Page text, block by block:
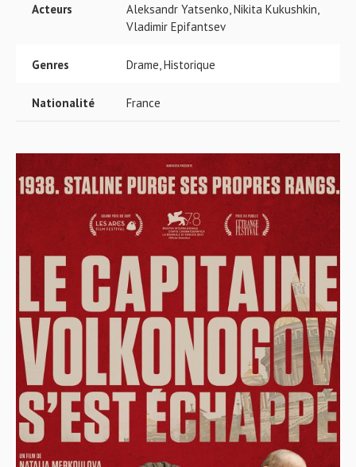
Acteurs
Aleksandr Yatsenko, Nikita Kukushkin,
Vladimir Epifantsev
Genres Drame, Historique
Nationalité France